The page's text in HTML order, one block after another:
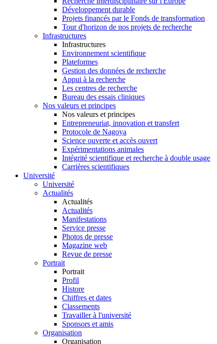
Développement durable
Projets financés par le Fonds de transformation
Tour d'horizon de nos projets de recherche
Infrastructures
Infrastructures
Environnement scientifique
Plateformes
Gestion des données de recherche
Appui à la recherche
Les centres de recherche
Bureau des essais cliniques
Nos valeurs et principes
Nos valeurs et principes
Entrepreneuriat, innovation et transfert
Protocole de Nagoya
Science ouverte et accès ouvert
Expérimentations animales
Intégrité scientifique et recherche à double usage
Carrières scientifiques
Université
Université
Actualités
Actualités
Actualités
Manifestations
Service presse
Photos de presse
Magazine web
Revue de presse
Portrait
Portrait
Profil
Histore
Chiffres et dates
Classements
Travailler à l'université
Sponsors et amis
Organisation
Organisation